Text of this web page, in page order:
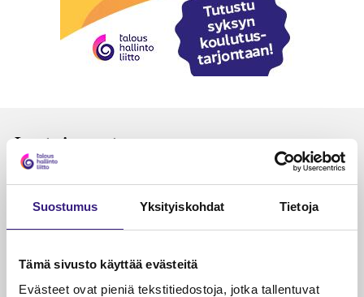
Suostumus Yksityiskohdat Tietoja
Tämä sivusto käyttää evästeitä
Evästeet ovat pieniä tekstitiedostoja, jotka tallentuvat
Luetuimmat
VEROTUS
Kulu­veloitukset arvon­lisä­
verotuksessa – omien kulujen
veloitus ja läpi­laskutus
Petri Salomaa